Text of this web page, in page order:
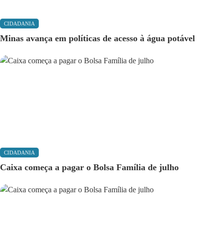
CIDADANIA
Minas avança em políticas de acesso à água potável
CIDADANIA
Caixa começa a pagar o Bolsa Família de julho